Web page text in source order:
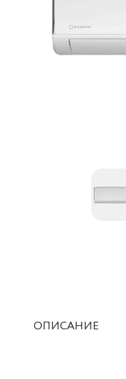
ОПИСАНИЕ